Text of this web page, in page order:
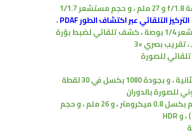
و 27 ملم ، و حجم مستشعر 1/1.7
التركيز التلقائي عبر اكتشاف الطور PDAF
،
فتحة عدسة f/2.4 ، و 80 ملم ، و حجم مستشعر 1/4 بوصة ، كشف تلقائي لضبط بؤرة
تقريب بصري ×3
بجودة 2160 بكسل في 30/60 لقطة في الثانية ، و بجودة 1080 بكسل في 30 لقطة
32 ميجابكسل فتحة عدسة f/2.0 ، حجم بكسل 0.8 ميكرومتر ، و 26 ملم ، و حجم